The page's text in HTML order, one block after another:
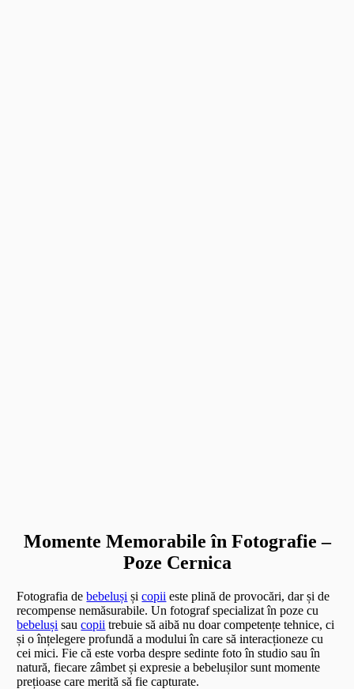
Momente Memorabile în Fotografie –
Poze Cernica
Fotografia debebeluși șicopii este plină de provocări, dar și de
recompense nemăsurabile. Un fotograf specializat în poze cu
bebeluși saucopii trebuie să aibă nu doar competențe tehnice, ci
și o înțelegere profundă a modului în care să interacționeze cu
cei mici. Fie că este vorba despre sedinte foto în studio sau în
natură, fiecare zâmbet și expresie a bebelușilor sunt momente
prețioase care merită să fie capturate.